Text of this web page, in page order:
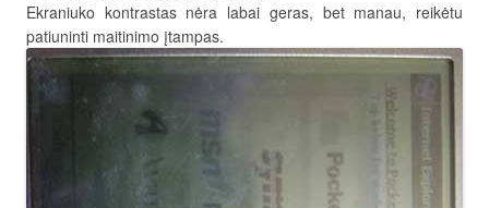
Ekraniuko kontrastas nėra labai geras, bet manau, reikėtu
patiuninti maitinimo įtampas.